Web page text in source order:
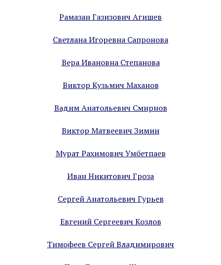
Рамазан Газизович Агишев
Светлана Игоревна Сапронова
Вера Ивановна Степанова
Виктор Кузьмич Маханов
Вадим Анатольевич Смирнов
Виктор Матвеевич Зимин
Мурат Рахимович Умбетпаев
Иван Никитович Гроза
Сергей Анатольевич Гурьев
Евгений Сергеевич Козлов
Тимофеев Сергей Владимирович